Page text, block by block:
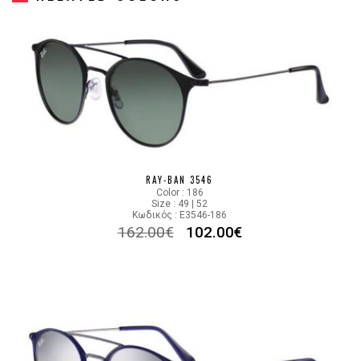
Material Μεταλλικό
Color BLACK GOLD
Lens Color GRADIENT GRAY
RAY-BAN 3546
Color : 186
Size : 49 | 52
Κωδικός : E3546-186
162.00€ 102.00€